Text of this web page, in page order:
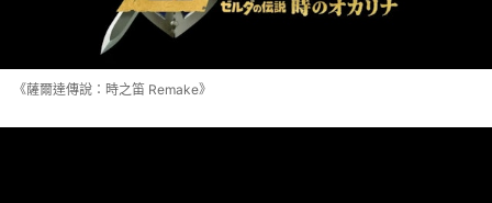
《薩爾達傳說：時之笛 Remake》